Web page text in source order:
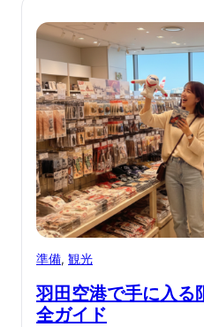
準備, 観光
羽田空港で手に入る
全ガイド